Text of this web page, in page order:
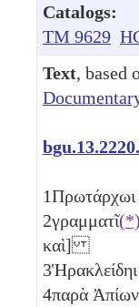
Catalogs:
TM 9629
Text, based
1Πρωτάρχωι
2γραμματῖ(*)
καὶ]
3
4παρὰ